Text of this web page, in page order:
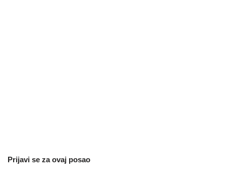
Prijavi se za ovaj posao